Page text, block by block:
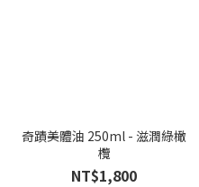
奇蹟美體油 250ml - 滋潤綠橄
欖
NT$1,800